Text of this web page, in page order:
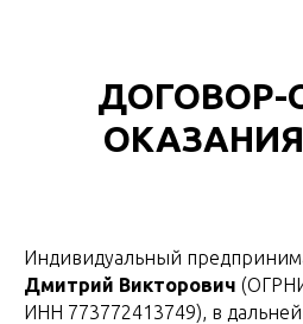
ДОГОВОР-
Индивидуальный
Дмитрий Викторович
ИНН 773772413749), в